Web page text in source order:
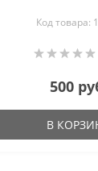
глаз,Код товара:
500
В